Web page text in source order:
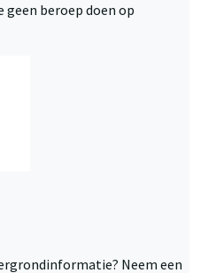
geen beroep doen op
Neem een